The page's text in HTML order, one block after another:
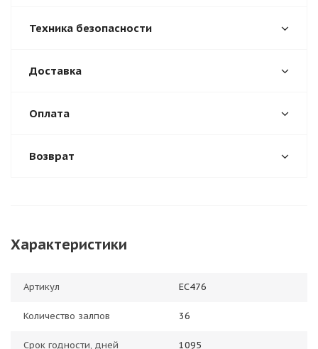
Техника безопасности
Доставка
Оплата
Возврат
Характеристики
Артикул ЕС476
Количество залпов 36
Срок годности, дней 1095